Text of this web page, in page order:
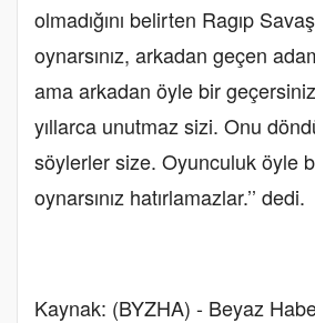
olmadığını belirten Ragıp
oynarsınız, arkadan geçen
ama arkadan öyle bir
yıllarca unutmaz sizi. Onu
söylerler size. Oyunculuk öyle
oynarsınız hatırlamazlar.’’ dedi.
Kaynak: (BYZHA) - Beyaz